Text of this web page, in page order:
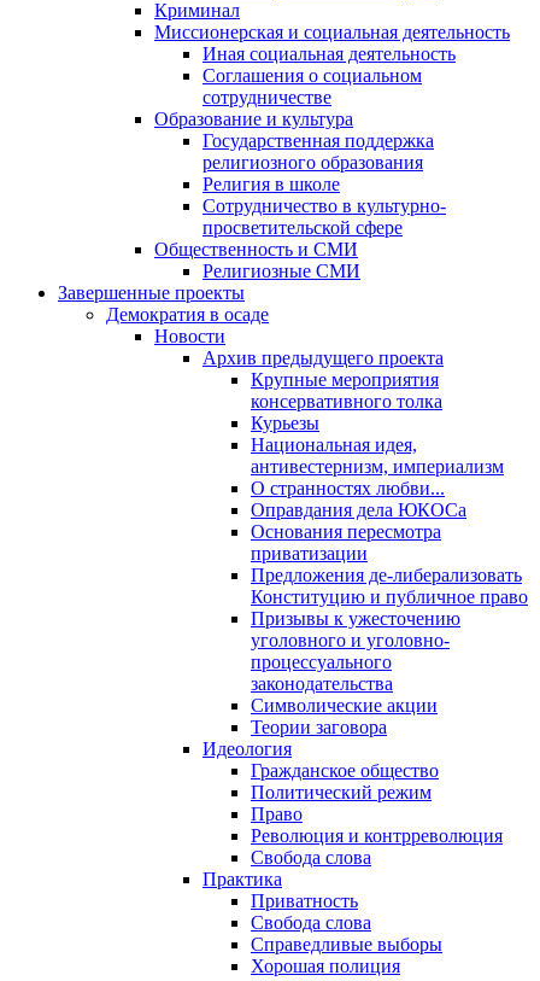
Криминал
Миссионерская и социальная деятельность
Иная социальная деятельность
Соглашения о социальном
сотрудничестве
Образование и культура
Государственная поддержка
религиозного образования
Религия в школе
Сотрудничество в культурно-
просветительской сфере
Общественность и СМИ
Религиозные СМИ
Завершенные проекты
Демократия в осаде
Новости
Архив предыдущего проекта
Крупные мероприятия
консервативного толка
Курьезы
Национальная идея,
антивестернизм, империализм
О странностях любви...
Оправдания дела ЮКОСа
Основания пересмотра
приватизации
Предложения де-либерализовать
Конституцию и публичное право
Призывы к ужесточению
уголовного и уголовно-
процессуального
законодательства
Символические акции
Теории заговора
Идеология
Гражданское общество
Политический режим
Право
Революция и контрреволюция
Свобода слова
Практика
Приватность
Свобода слова
Справедливые выборы
Хорошая полиция